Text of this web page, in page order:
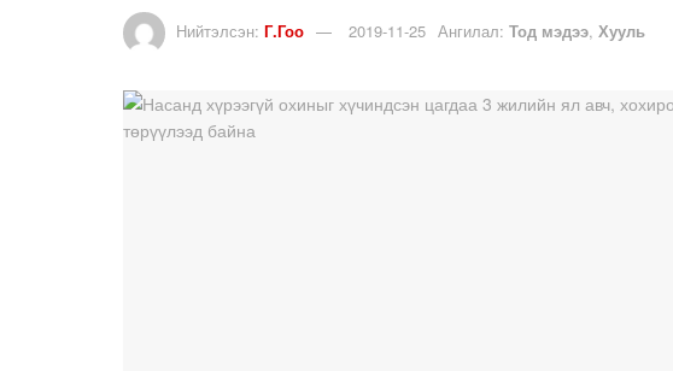
Нийтэлсэн: Г.Гоо 2019-11-25 Ангилал: Тод мэдээ, Хууль